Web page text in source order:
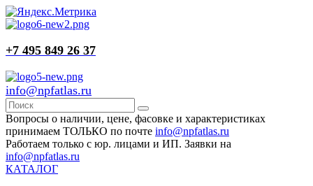
+7 495 849 26 37
info@npfatlas.ru
Вопросы о наличии, цене, фасовке и характеристиках
принимаем ТОЛЬКО по почте info@npfatlas.ru
Работаем только с юр. лицами и ИП. Заявки на
info@npfatlas.ru
КАТАЛОГ